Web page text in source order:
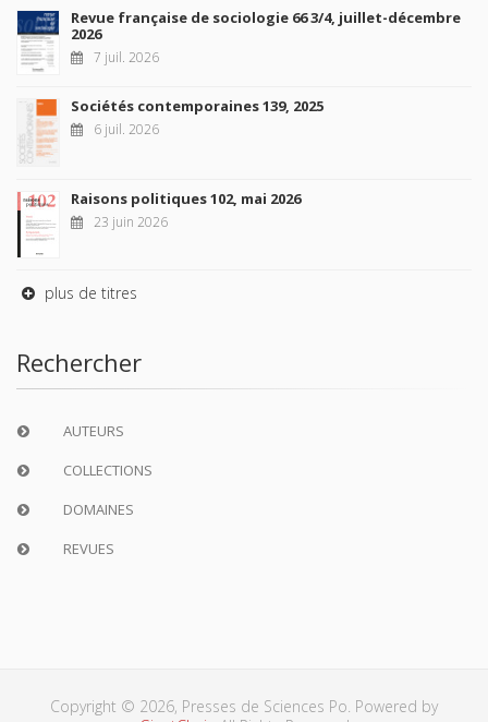
Revue française de sociologie 66 3/4, juillet-décembre
2026
7 juil. 2026
Sociétés contemporaines 139, 2025
6 juil. 2026
Raisons politiques 102, mai 2026
23 juin 2026
plus de titres
Rechercher
AUTEURS
COLLECTIONS
DOMAINES
REVUES
Copyright © 2026, Presses de Sciences Po. Powered by